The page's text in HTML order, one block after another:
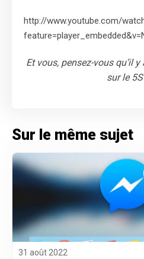
http://www.youtube.com/
Et vous, pensez-vous qu’il
sur le
Sur le même sujet
31 août 2022